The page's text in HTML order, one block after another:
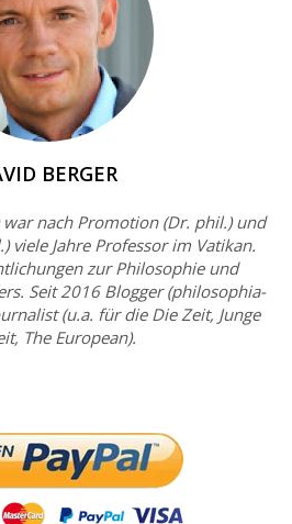
BERGER
war nach Promotion (Dr. phil.) und
viele Jahre Professor im Vatikan.
zur Philosophie und
Seit 2016 Blogger (philosophia-
(u.a. für die Die Zeit, Junge
The European).